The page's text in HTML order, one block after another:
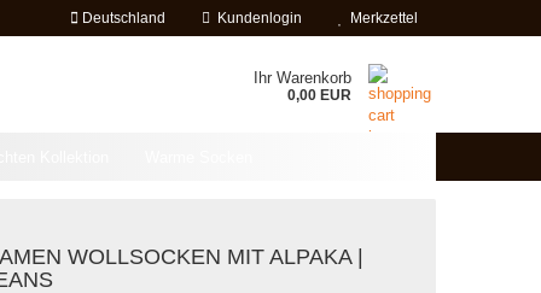
Deutschland Kundenlogin Merkzettel
Ihr Warenkorb
0,00 EUR
WOLLSOCKEN MIT ALPAKA |